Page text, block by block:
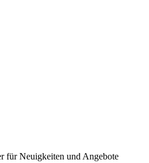
für Neuigkeiten und Angebote